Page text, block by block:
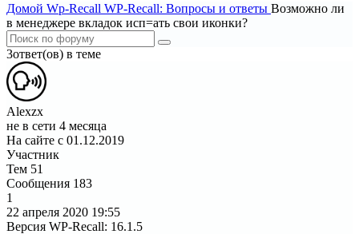
Домой Wp-Recall WP-Recall: Вопросы и ответы Возможно ли
в менеджере вкладок исп=ать свои иконки?
3ответ(ов) в теме
Alexzx
не в сети 4 месяца
На сайте с 01.12.2019
Участник
Тем 51
Сообщения 183
1
22 апреля 2020 19:55
Версия WP-Recall: 16.1.5